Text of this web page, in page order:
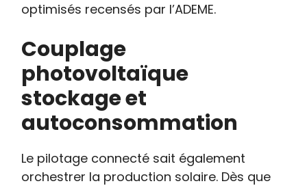
optimisés recensés par l’ADEME.
Couplage
photovoltaïque
stockage et
autoconsommation
Le pilotage connecté sait également
orchestrer la production solaire. Dès que